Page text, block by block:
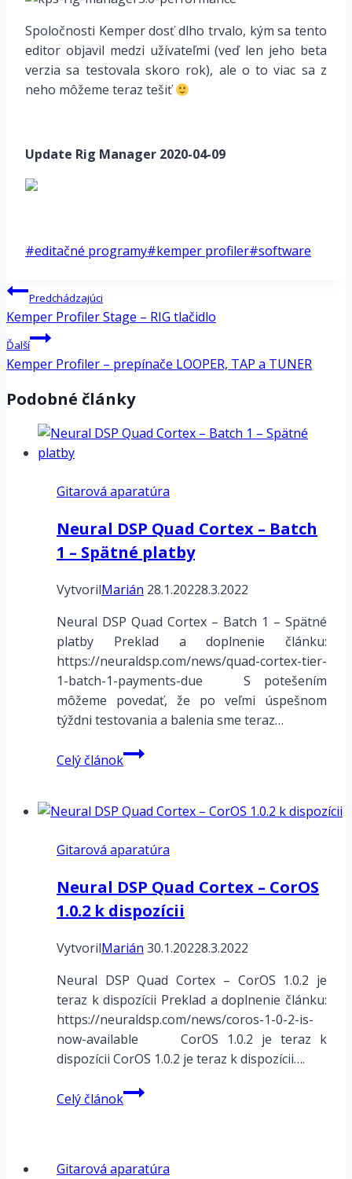
Spoločnosti Kemper dosť dlho trvalo, kým sa tento
editor objavil medzi užívateľmi (veď len jeho beta
verzia sa testovala skoro rok), ale o to viac sa z
neho môžeme teraz tešiť
Update Rig Manager 2020-04-09
Post
#editačné programy#kemper profiler#software
Navigácia
v
článku
Predchádzajúci
Kemper Profiler Stage – RIG tlačidlo
Ďalší
Kemper Profiler – prepínače LOOPER, TAP a TUNER
Podobné články
Gitarová aparatúra
Neural DSP Quad Cortex – Batch
1 – Spätné platby
VytvorilMarián 28.1.20228.3.2022
Neural DSP Quad Cortex – Batch 1 – Spätné
platby Preklad a doplnenie článku:
https://neuraldsp.com/news/quad-cortex-tier-
1-batch-1-payments-due S potešením
môžeme povedať, že po veľmi úspešnom
týždni testovania a balenia sme teraz…
Celý článokNeural
DSP
Cortex
Batch
–
Spätné
Gitarová aparatúra
Neural DSP Quad Cortex – CorOS
1.0.2 k dispozícii
VytvorilMarián 30.1.20228.3.2022
Neural DSP Quad Cortex – CorOS 1.0.2 je
teraz k dispozícii Preklad a doplnenie článku:
https://neuraldsp.com/news/coros-1-0-2-is-
now-available CorOS 1.0.2 je teraz k
dispozícii CorOS 1.0.2 je teraz k dispozícii….
Celý článokNeural
DSP
–
Gitarová aparatúra